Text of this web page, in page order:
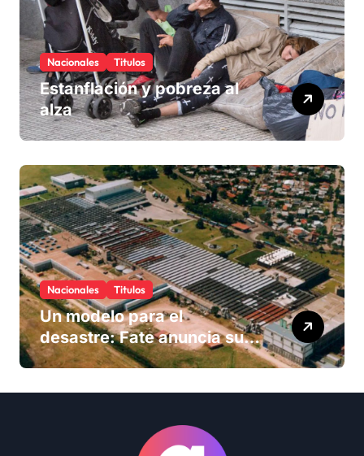
Nacionales Titulos
Estanflación y pobreza al
alza
Nacionales Titulos
Un modelo para el
desastre: Fate anuncia su
cierre definitivo y despide a